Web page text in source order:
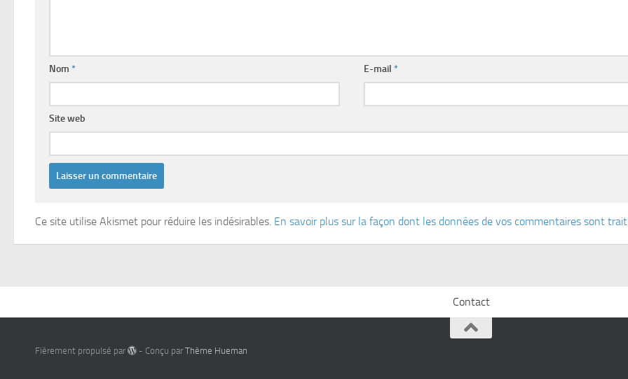
Nom * E-mail*
Site web
Ce site utilise Akismet pour réduire les indésirables. En savoir plus sur la façon dont les données de vos commentaires sont
Contact
Fièrement propulsé par - Conçu parThème Hueman